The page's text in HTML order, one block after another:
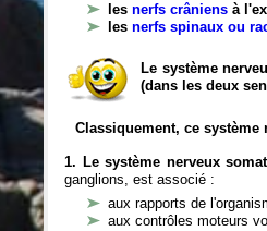
lesnerfs crâniens à
lesnerfs spinaux ou
Le système
(dans les deux
Classiquement, ce
1. Le système nerveux
ganglions, est associé :
aux rapports de
aux contrôles moteurs